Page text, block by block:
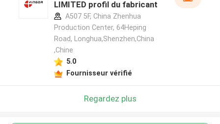
LIMITED profil du fabricant
A507 5F, China Zhenhua
Production Center, 64Heping
Road, Longhua,Shenzhen,China
,Chine
5.0
Fournisseur vérifié
Regardez plus